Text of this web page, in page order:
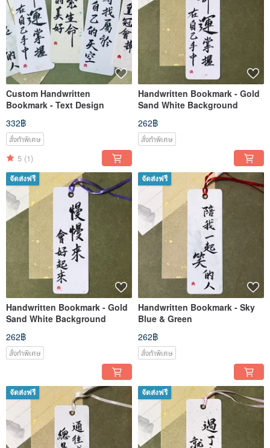
Custom Handwritten
Bookmark - Text Design
332฿
สั่งทำพิเศษ
5 (1)
Handwritten Bookmark - Gold
Sand White Background
262฿
สั่งทำพิเศษ
จัดส่งฟรี
Handwritten Bookmark - Gold
Sand White Background
262฿
สั่งทำพิเศษ
จัดส่งฟรี
Handwritten Bookmark - Sky
Blue & Green
262฿
สั่งทำพิเศษ
จัดส่งฟรี จัดส่งฟรี